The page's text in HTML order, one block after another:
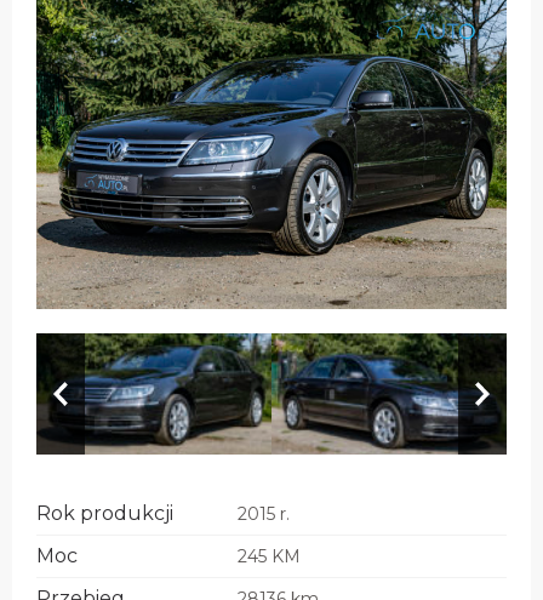
Rok produkcji 2015 r.
Moc 245 KM